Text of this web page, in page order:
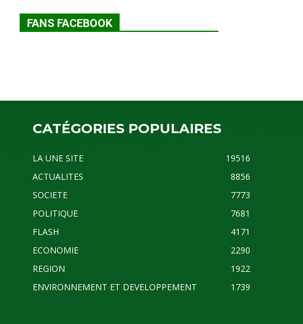
FANS FACEBOOK
CATÉGORIES POPULAIRES
LA UNE SITE
19516
ACTUALITES
8856
SOCIETE
7773
POLITIQUE
7681
FLASH
4171
ECONOMIE
2290
REGION
1922
ENVIRONNEMENT ET DEVELOPPEMENT
1739